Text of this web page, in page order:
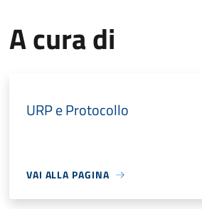
A cura di
URP e Protocollo
VAI ALLA PAGINA